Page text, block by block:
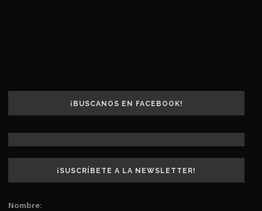
¡BUSCANOS EN FACEBOOK!
¡SUSCRÍBETE A LA NEWSLETTER!
Nombre: